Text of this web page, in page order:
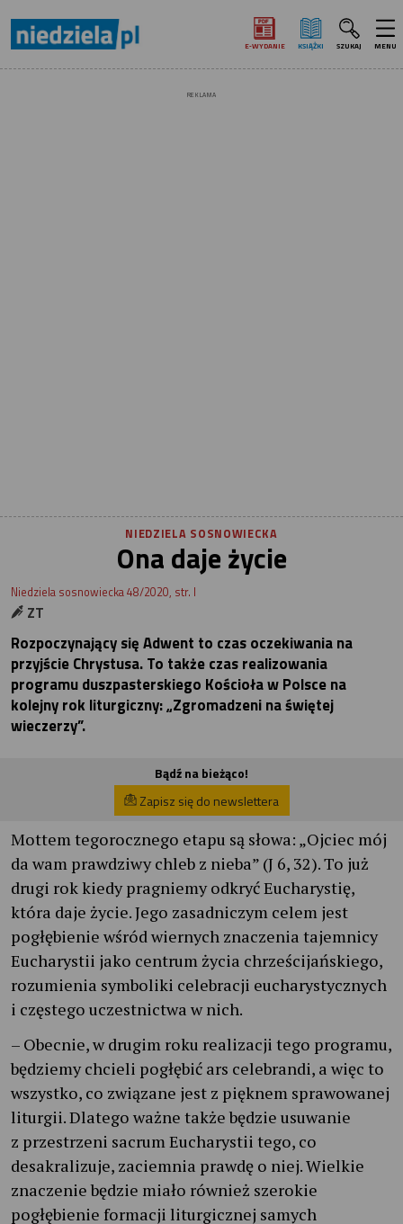
E‑WYDANIE KSIĄŻKI SZUKAJ MENU
REKLAMA
NIEDZIELA SOSNOWIECKA
Ona daje życie
Niedziela sosnowiecka 48/2020, str. I
ZT
Rozpoczynający się Adwent to czas oczekiwania na
przyjście Chrystusa. To także czas realizowania
programu duszpasterskiego Kościoła w Polsce na
kolejny rok liturgiczny: „Zgromadzeni na świętej
wieczerzy”.
Bądź na bieżąco!
Zapisz się do newslettera
Mottem tegorocznego etapu są słowa: „Ojciec mój
da wam prawdziwy chleb z nieba” (J 6, 32). To już
drugi rok kiedy pragniemy odkryć Eucharystię,
która daje życie. Jego zasadniczym celem jest
pogłębienie wśród wiernych znaczenia tajemnicy
Eucharystii jako centrum życia chrześcijańskiego,
rozumienia symboliki celebracji eucharystycznych
i częstego uczestnictwa w nich.
– Obecnie, w drugim roku realizacji tego programu,
będziemy chcieli pogłębić ars celebrandi, a więc to
wszystko, co związane jest z pięknem sprawowanej
liturgii. Dlatego ważne także będzie usuwanie
z przestrzeni sacrum Eucharystii tego, co
desakralizuje, zaciemnia prawdę o niej. Wielkie
znaczenie będzie miało również szerokie
pogłębienie formacji liturgicznej samych